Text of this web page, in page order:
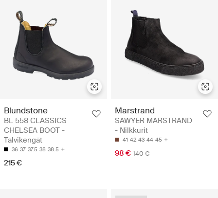
Blundstone
BL 558 CLASSICS
CHELSEA BOOT -
Talvikengät
36 37 37.5 38 38.5
215 €
Marstrand
SAWYER MARSTRAND
- Nilkkurit
41 42 43 44 45
98 € 140 €